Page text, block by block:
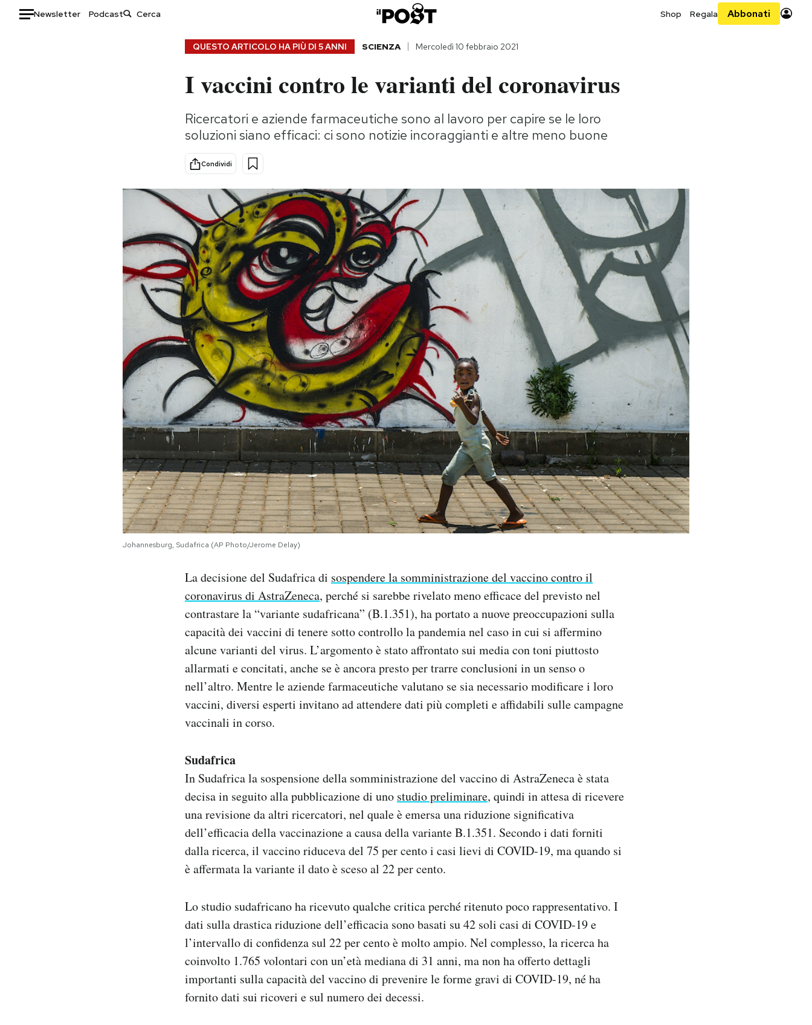
Newsletter Podcast Shop Regala Abbonati
Consumismi
Storie/Idee
Ok Boomer!
Media
Europa
Altrecose
Mondiali calcio 2026
AREA PERSONALE
QUESTO ARTICOLO HA PIÙ DI 5 ANNI SCIENZA Mercoledì 10 febbraio 2021
I vaccini contro le varianti del coronavirus
Ricercatori e aziende farmaceutiche sono al lavoro per capire se le loro
soluzioni siano efficaci: ci sono notizie incoraggianti e altre meno buone
Condividi
Johannesburg, Sudafrica (AP Photo/Jerome Delay)
La decisione del Sudafrica di sospendere la somministrazione del vaccino contro il
coronavirus di AstraZeneca, perché si sarebbe rivelato meno efficace del previsto nel
contrastare la “variante sudafricana” (B.1.351), ha portato a nuove preoccupazioni sulla
capacità dei vaccini di tenere sotto controllo la pandemia nel caso in cui si affermino
alcune varianti del virus. L’argomento è stato affrontato sui media con toni piuttosto
allarmati e concitati, anche se è ancora presto per trarre conclusioni in un senso o
nell’altro. Mentre le aziende farmaceutiche valutano se sia necessario modificare i loro
vaccini, diversi esperti invitano ad attendere dati più completi e affidabili sulle campagne
vaccinali in corso.
Sudafrica
In Sudafrica la sospensione della somministrazione del vaccino di AstraZeneca è stata
decisa in seguito alla pubblicazione di uno studio preliminare, quindi in attesa di ricevere
una revisione da altri ricercatori, nel quale è emersa una riduzione significativa
dell’efficacia della vaccinazione a causa della variante B.1.351. Secondo i dati forniti
dalla ricerca, il vaccino riduceva del 75 per cento i casi lievi di COVID-19, ma quando si
è affermata la variante il dato è sceso al 22 per cento.
Lo studio sudafricano ha ricevuto qualche critica perché ritenuto poco rappresentativo. I
dati sulla drastica riduzione dell’efficacia sono basati su 42 soli casi di COVID-19 e
l’intervallo di confidenza sul 22 per cento è molto ampio. Nel complesso, la ricerca ha
coinvolto 1.765 volontari con un’età mediana di 31 anni, ma non ha offerto dettagli
importanti sulla capacità del vaccino di prevenire le forme gravi di COVID-19, né ha
fornito dati sui ricoveri e sul numero dei decessi.